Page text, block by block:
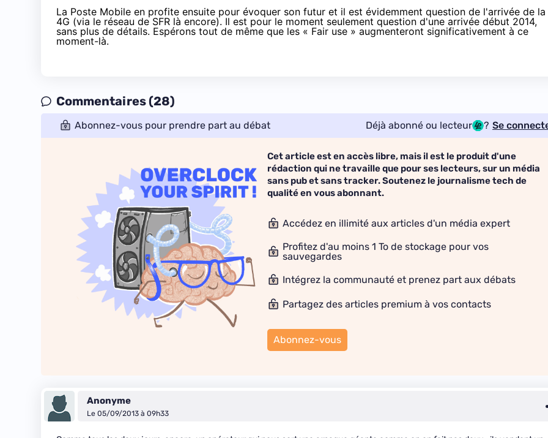
La Poste Mobile en profite ensuite pour évoquer son futur et il est évidemment question de l'arrivée de la
4G (via le réseau de SFR là encore). Il est pour le moment seulement question d'une arrivée début 2014,
sans plus de détails. Espérons tout de même que les « Fair use » augmenteront significativement à ce
moment-là.
Commentaires (28)
Abonnez-vous pour prendre part au débat Déjà abonné ou lecteur ? Se
Cet article est en accès libre, mais il est le produit d'une
rédaction qui ne travaille que pour ses lecteurs, sur un média
sans pub et sans tracker. Soutenez le journalisme tech de
qualité en vous abonnant.
Accédez en illimité aux articles d'un média expert
Profitez d'au moins 1 To de stockage pour vos
sauvegardes
Intégrez la communauté et prenez part aux débats
Partagez des articles premium à vos contacts
Abonnez-vous
Anonyme
Le 05/09/2013 à 09h33